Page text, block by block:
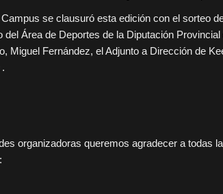
se clausuró esta edición con el sorteo
del Área de Deportes de la Diputación
Miguel Fernández, el Adjunto a Dirección de
organizadoras queremos agradecer a todas